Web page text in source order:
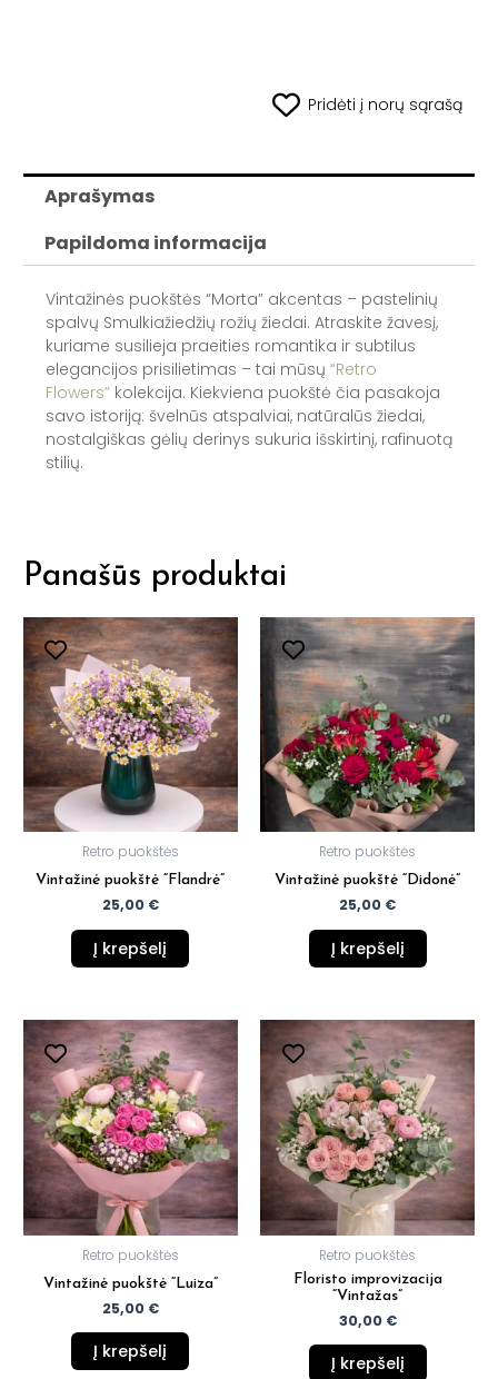
Pridėti į norų sąrašą
Aprašymas
Papildoma informacija
Vintažinės puokštės “Morta” akcentas – pastelinių
spalvų Smulkiažiedžių rožių žiedai. Atraskite žavesį,
kuriame susilieja praeities romantika ir subtilus
elegancijos prisilietimas – tai mūsų “Retro
Flowers” kolekcija. Kiekviena puokštė čia pasakoja
savo istoriją: švelnūs atspalviai, natūralūs žiedai,
nostalgiškas gėlių derinys sukuria išskirtinį, rafinuotą
stilių.
Panašūs produktai
Retro puokštės
Vintažinė puokštė “Flandrė”
25,00 €
Į krepšelį
Retro puokštės
Vintažinė puokštė “Didonė”
25,00 €
Į krepšelį
Retro puokštės
Vintažinė puokštė “Luiza”
25,00 €
Į krepšelį
Retro puokštės
Floristo improvizacija
“Vintažas”
30,00 €
Į krepšelį